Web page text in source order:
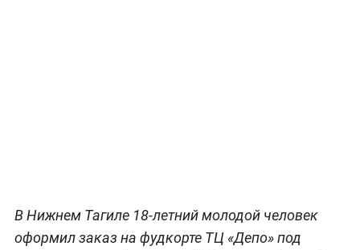
В Нижнем Тагиле 18-летний молодой человек
оформил заказ на фудкорте ТЦ «Депо» под